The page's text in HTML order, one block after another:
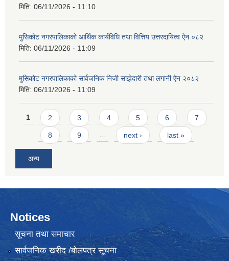
मिति: 06/11/2026 - 11:10
मुसिकोट नगरपालिकाको आर्थिक कार्यविधि तथा वित्तिय उत्तरदायित्व ऐन ०८२
मिति: 06/11/2026 - 11:09
मुसिकोट नगरपालिकाको सार्वजनिक निजी साझेदारी तथा लगानी ऐन २०८२
मिति: 06/11/2026 - 11:09
Pages
1 2 3 4 5 6 7
8 9 … next › last »
अन्य
Notices
सूचना तथा समाचार
सार्वजनिक खरीद /बोलपत्र सूचना